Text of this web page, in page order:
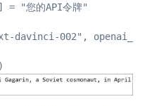
= "您的API令牌"
davinci-002",